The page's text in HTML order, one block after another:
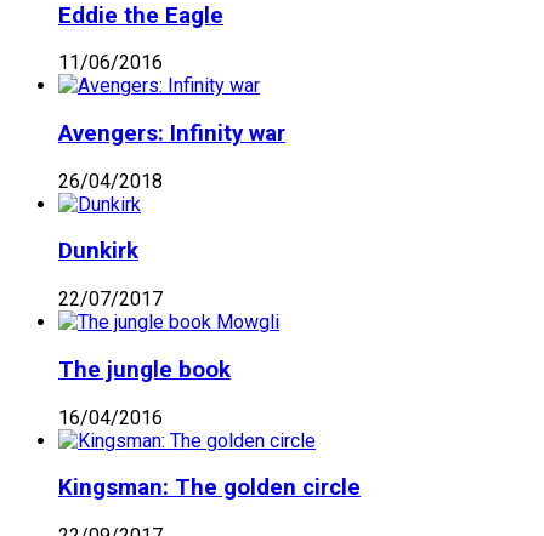
Eddie the Eagle
11/06/2016
Avengers: Infinity war
26/04/2018
Dunkirk
22/07/2017
The jungle book
16/04/2016
Kingsman: The golden circle